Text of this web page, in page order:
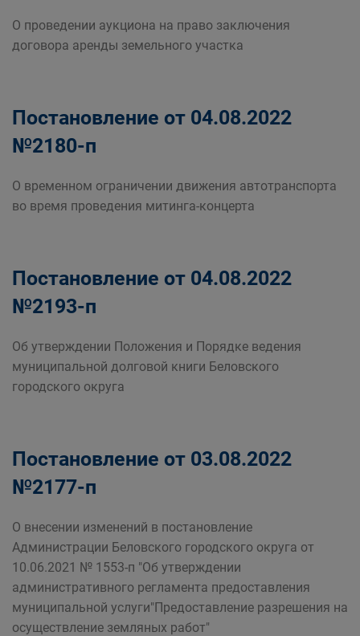
О проведении аукциона на право заключения
договора аренды земельного участка
Постановление от 04.08.2022
№2180-п
О временном ограничении движения автотранспорта
во время проведения митинга-концерта
Постановление от 04.08.2022
№2193-п
Об утверждении Положения и Порядке ведения
муниципальной долговой книги Беловского
городского округа
Постановление от 03.08.2022
№2177-п
О внесении изменений в постановление
Администрации Беловского городского округа от
10.06.2021 № 1553-п "Об утверждении
административного регламента предоставления
муниципальной услуги"Предоставление разрешения на
осуществление земляных работ"